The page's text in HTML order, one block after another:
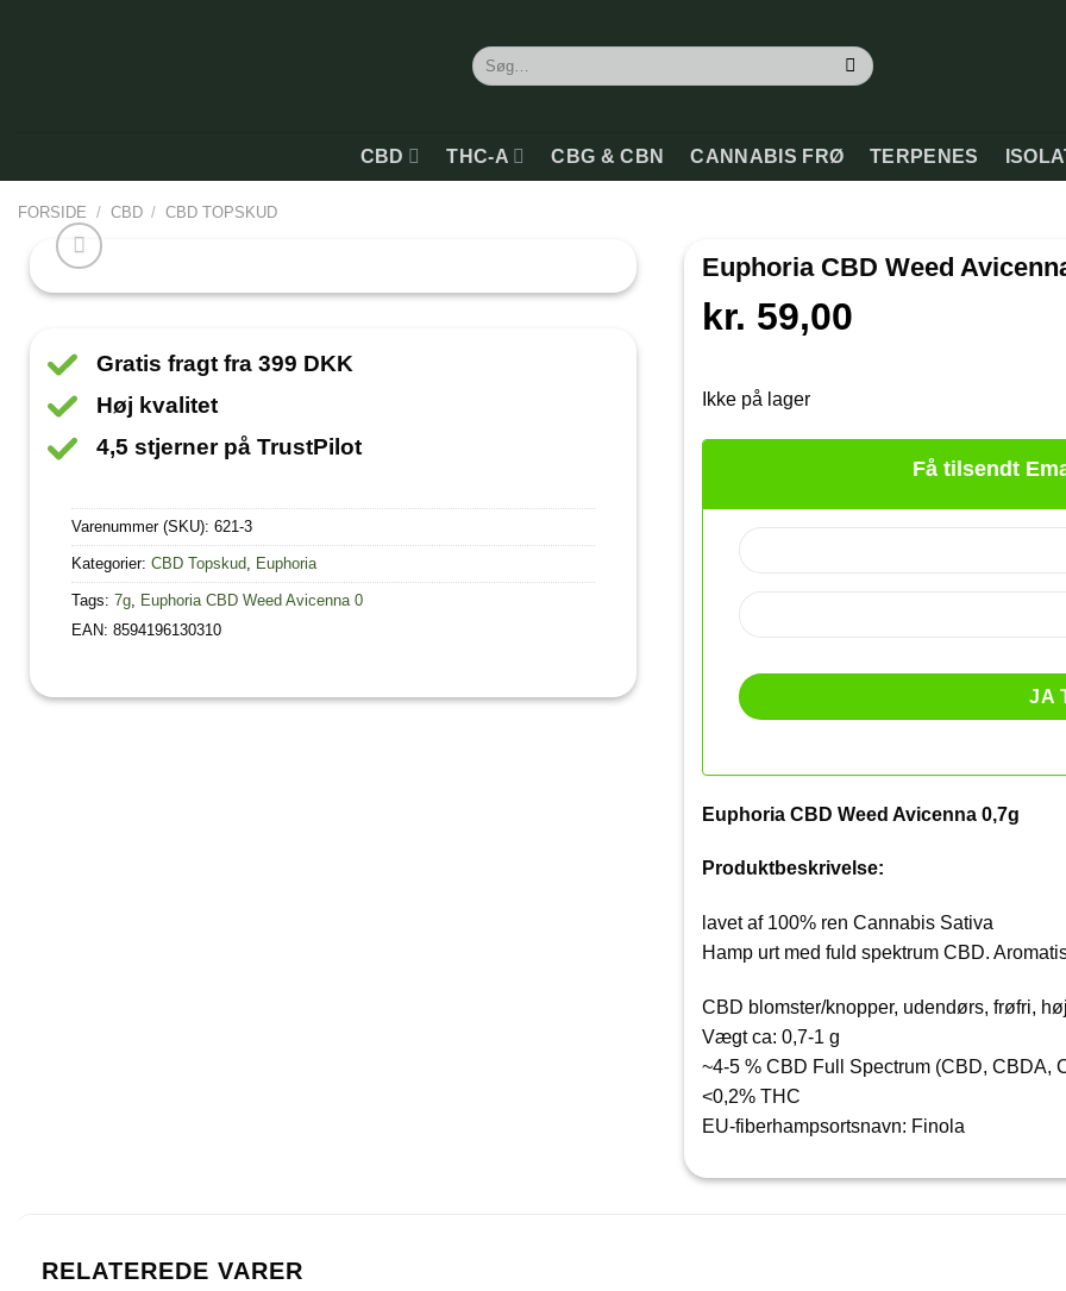
Søg
efter:
CBD THC-A CBG & CBN CANNABIS FRØ TERPENES
FORSIDE / CBD / CBD TOPSKUD
Gratis fragt fra 399 DKK
Høj kvalitet
4,5 stjerner på TrustPilot
Varenummer (SKU): 621-3
Kategorier: CBD Topskud Euphoria
Tags: 7g Euphoria CBD Weed Avicenna 0
EAN: 8594196130310
Euphoria CBD Weed
kr. 59,00
Ikke på lager
Få tilsendt
Euphoria CBD Weed Avicenna 0,7g
Produktbeskrivelse:
lavet af 100% ren Cannabis Sativa
Hamp urt med fuld spektrum CBD.
CBD blomster/knopper, udendørs, frøfri,
Vægt ca: 0,7-1 g
~4-5 % CBD Full Spectrum (CBD, CBDA,
<0,2% THC
EU-fiberhampsortsnavn: Finola
RELATEREDE VARER